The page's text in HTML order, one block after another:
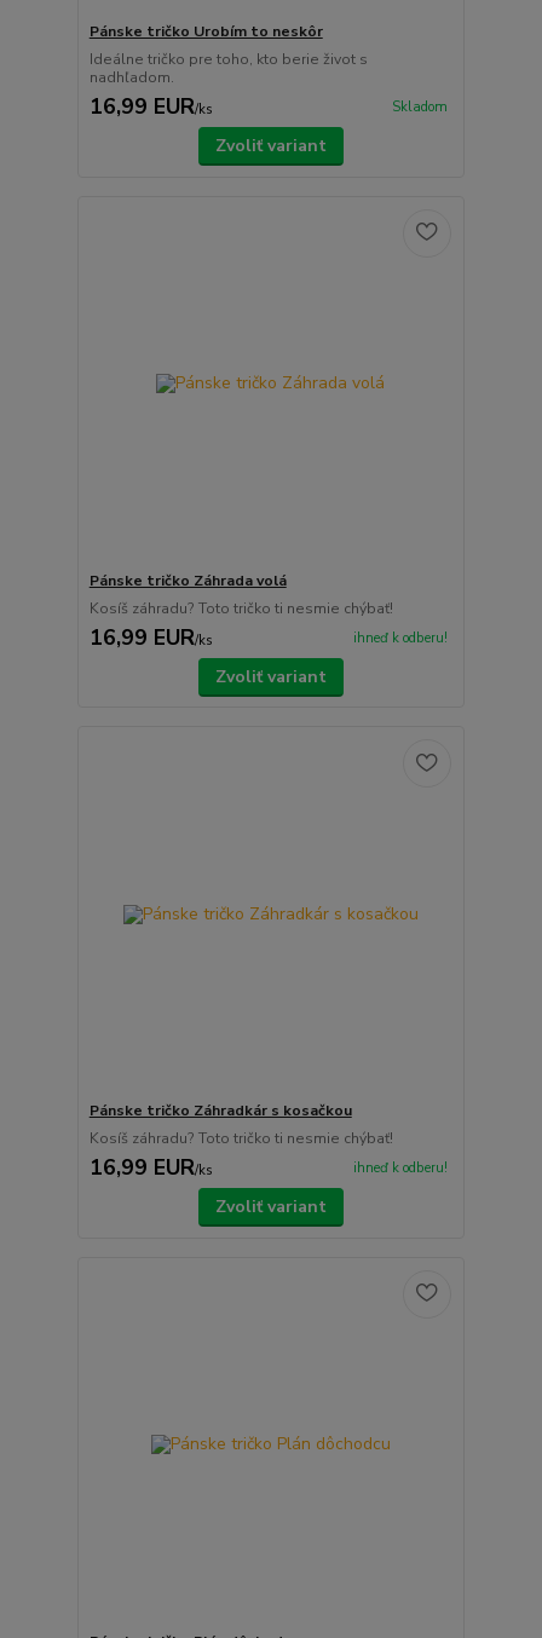
Pánske tričko Urobím to neskôr
Ideálne tričko pre toho, kto berie život s
nadhľadom.
16,99 EUR/ks Skladom
Zvoliť variant
Pánske tričko Záhrada volá
Kosíš záhradu? Toto tričko ti nesmie chýbať!
16,99 EUR/ks ihneď k odberu!
Zvoliť variant
Pánske tričko Záhradkár s kosačkou
Kosíš záhradu? Toto tričko ti nesmie chýbať!
16,99 EUR/ks ihneď k odberu!
Zvoliť variant